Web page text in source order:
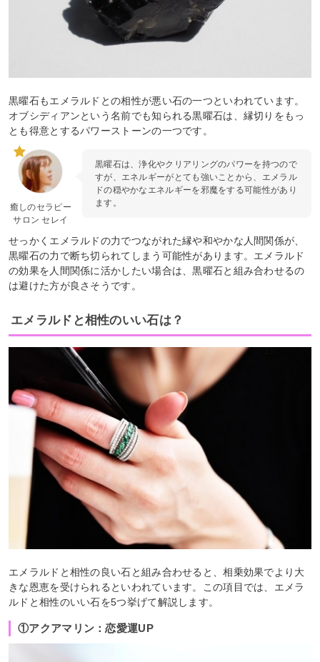
黒曜石もエメラルドとの相性が悪い石の一つといわれています。
オブシディアンという名前でも知られる黒曜石は、縁切りをもっ
とも得意とするパワーストーンの一つです。
癒しのセラピー
サロン セレイ
黒曜石は、浄化やクリアリングのパワーを持つので
すが、エネルギーがとても強いことから、エメラル
ドの穏やかなエネルギーを邪魔をする可能性があり
ます。
せっかくエメラルドの力でつながれた縁や和やかな人間関係が、
黒曜石の力で断ち切られてしまう可能性があります。エメラルド
の効果を人間関係に活かしたい場合は、黒曜石と組み合わせるの
は避けた方が良さそうです。
エメラルドと相性のいい石は？
エメラルドと相性の良い石と組み合わせると、相乗効果でより大
きな恩恵を受けられるといわれています。この項目では、エメラ
ルドと相性のいい石を5つ挙げて解説します。
①アクアマリン：恋愛運UP